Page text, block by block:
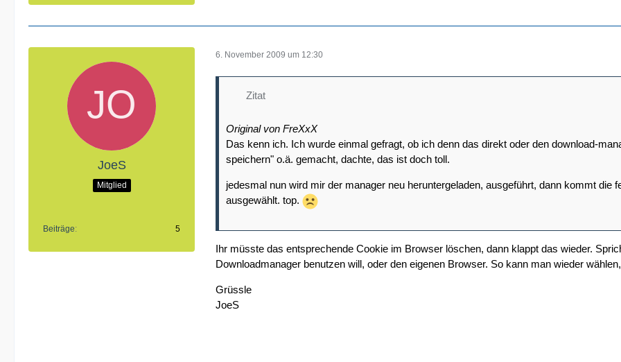
JoeS
Mitglied
Beiträge 5
6. November 2009 um 12:30
Zitat
Original von FreXxX
Das kenn ich. Ich wurde einmal gefragt, ob ich denn das direkt oder den download-
speichern" o.ä. gemacht, dachte, das ist doch toll.
jedesmal nun wird mir der manager neu heruntergeladen, ausgeführt, dann kommt die
ausgewählt. top.
Ihr müsste das entsprechende Cookie im Browser löschen, dann klappt das wieder.
Downloadmanager benutzen will, oder den eigenen Browser. So kann man wieder
Grüssle
JoeS